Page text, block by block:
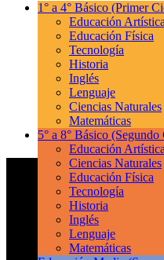
1° a 4° Básico (Primer
Educación Artística
Educación Física
Tecnología
Historia
Inglés
Lenguaje
Ciencias Naturales
Matemáticas
5° a 8° Básico (Segundo
Educación Artística
Ciencias Naturales
Educación Física
Tecnología
Historia
Inglés
Lenguaje
Matemáticas